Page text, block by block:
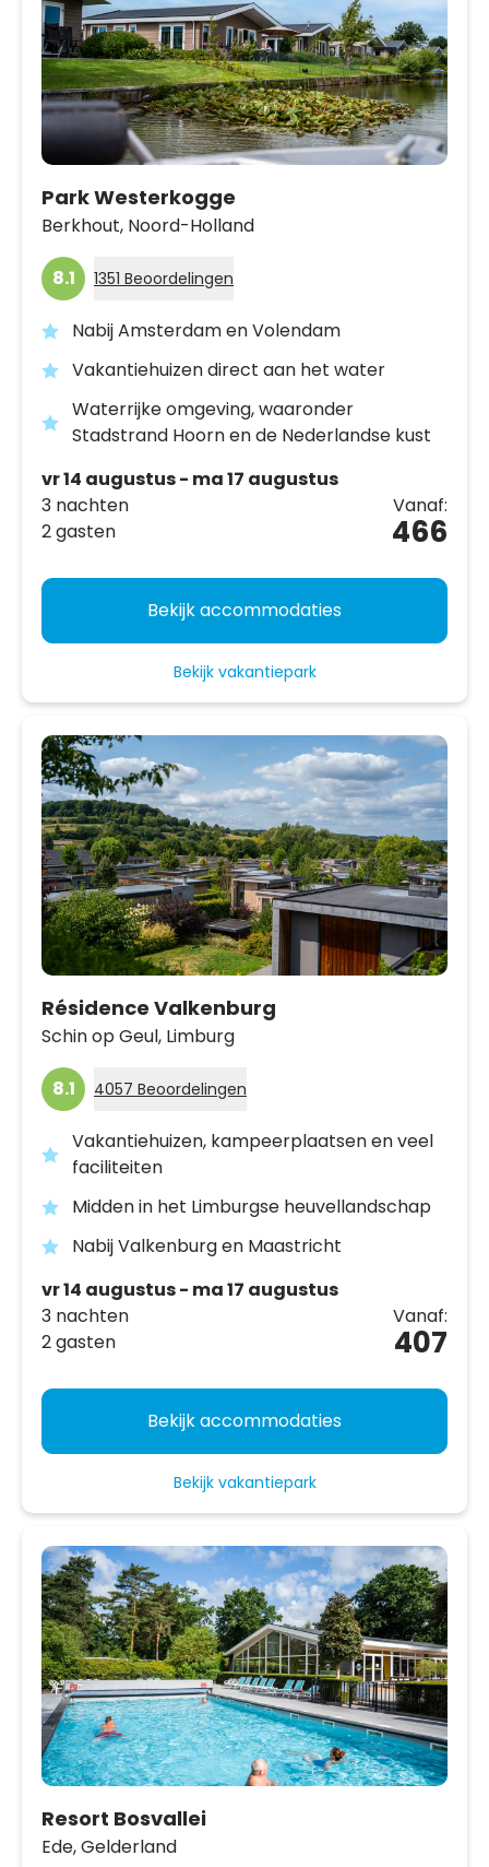
Park Westerkogge
Berkhout, Noord-Holland
8.1 1351 Beoordelingen
Nabij Amsterdam en Volendam
Vakantiehuizen direct aan het water
Waterrijke omgeving, waaronder
Stadstrand Hoorn en de Nederlandse kust
vr 14 augustus - ma 17 augustus
3 nachten
2 gasten
Vanaf:
466
Bekijk accommodaties
Bekijk vakantiepark
Résidence Valkenburg
Schin op Geul, Limburg
8.1 4057 Beoordelingen
Vakantiehuizen, kampeerplaatsen en veel
faciliteiten
Midden in het Limburgse heuvellandschap
Nabij Valkenburg en Maastricht
vr 14 augustus - ma 17 augustus
3 nachten
2 gasten
Vanaf:
407
Bekijk accommodaties
Bekijk vakantiepark
Resort Bosvallei
Ede,Gelderland